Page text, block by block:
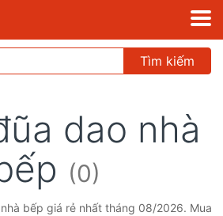
Tìm kiếm
dao nhà
(0)
bếp giá rẻ nhất tháng 08/2026. Mua